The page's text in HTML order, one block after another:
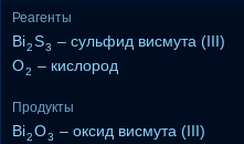
Реагенты
Bi2S3 – сульфид висмута (III)
O2 – кислород
Продукты
Bi2O3 – оксид висмута (III)